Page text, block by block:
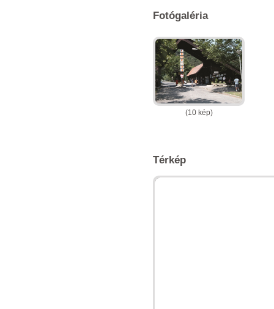
Fotógaléria
(10 kép)
Térkép